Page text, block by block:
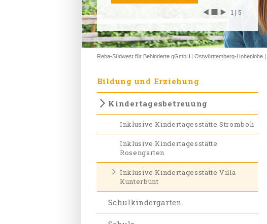
◀ ◼ ▶ 1| 5
◀ ◼ ▶ 1| 5
◀ ◼ ▶ 1| 5
◀ ◼ ▶ 1| 5
◀ ◼ ▶ 1| 5
Reha-Südwest für Behinderte gGmbH Ostwürttemberg-Hohenlohe
Bildung und Erziehung
Kindertagesbetreuung
Inklusive Kindertagesstätte Stromboli
Inklusive Kindertagesstätte
Rosengarten
Inklusive Kindertagesstätte Villa
Kunterbunt
Schulkindergarten